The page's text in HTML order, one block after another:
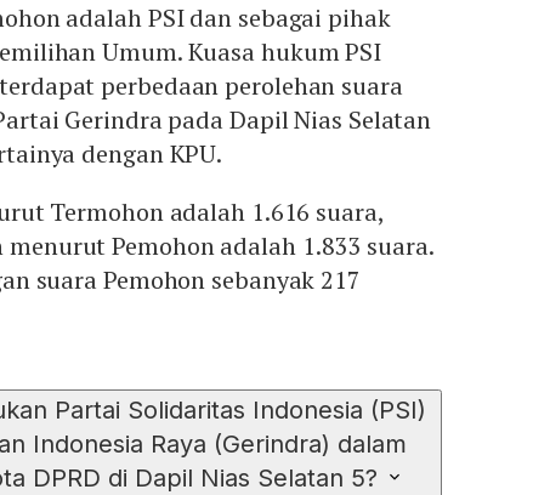
adalah PSI dan sebagai pihak
Umum. Kuasa hukum PSI
perbedaan perolehan suara
Gerindra pada Dapil Nias Selatan
dengan KPU.
Termohon adalah 1.616 suara,
menurut Pemohon adalah 1.833 suara.
suara Pemohon sebanyak 217
Partai Solidaritas Indonesia (PSI)
Indonesia Raya (Gerindra) dalam
DPRD di Dapil Nias Selatan 5?